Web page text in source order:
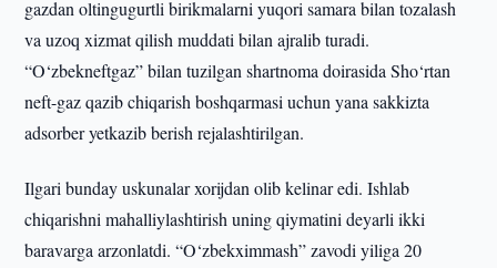
gazdan oltingugurtli birikmalarni yuqori samara bilan tozalash
va uzoq xizmat qilish muddati bilan ajralib turadi.
“O‘zbekneftgaz” bilan tuzilgan shartnoma doirasida Sho‘rtan
neft-gaz qazib chiqarish boshqarmasi uchun yana sakkizta
adsorber yetkazib berish rejalashtirilgan.
Ilgari bunday uskunalar xorijdan olib kelinar edi. Ishlab
chiqarishni mahalliylashtirish uning qiymatini deyarli ikki
baravarga arzonlatdi. “O‘zbekximmash” zavodi yiliga 20